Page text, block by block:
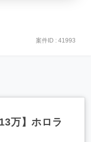
案件ID : 41993
万】ホロラ